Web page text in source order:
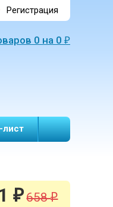
Регистрация
0 на 0 ₽
лист
₽658₽